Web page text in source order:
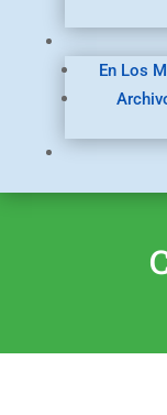
En Los